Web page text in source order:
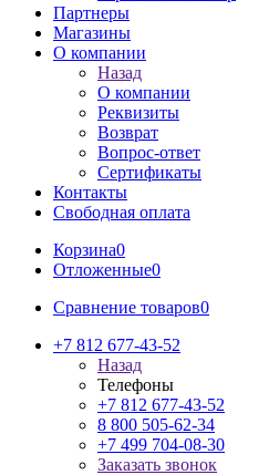
Партнеры
Магазины
О компании
Назад
О компании
Реквизиты
Возврат
Вопрос-ответ
Сертификаты
Контакты
Свободная оплата
Корзина0
Отложенные0
Сравнение товаров0
+7 812 677-43-52
Назад
Телефоны
+7 812 677-43-52
8 800 505-62-34
+7 499 704-08-30
Заказать звонок